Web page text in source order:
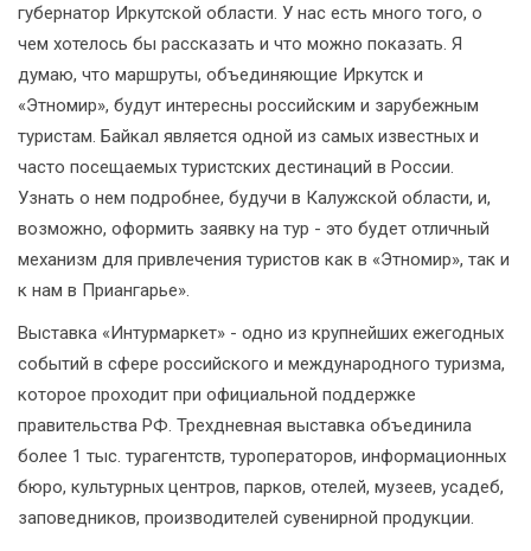
губернатор Иркутской области. У нас есть много того, о
чем хотелось бы рассказать и что можно показать. Я
думаю, что маршруты, объединяющие Иркутск и
«Этномир», будут интересны российским и зарубежным
туристам. Байкал является одной из самых известных и
часто посещаемых туристских дестинаций в России.
Узнать о нем подробнее, будучи в Калужской области, и,
возможно, оформить заявку на тур - это будет отличный
механизм для привлечения туристов как в «Этномир», так и
к нам в Приангарье».
Выставка «Интурмаркет» - одно из крупнейших ежегодных
событий в сфере российского и международного туризма,
которое проходит при официальной поддержке
правительства РФ. Трехдневная выставка объединила
более 1 тыс. турагентств, туроператоров, информационных
бюро, культурных центров, парков, отелей, музеев, усадеб,
заповедников, производителей сувенирной продукции.